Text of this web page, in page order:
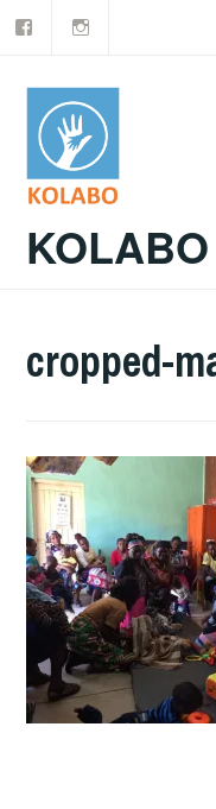
Doorgaan
inhoud
KOLABO
cropped-